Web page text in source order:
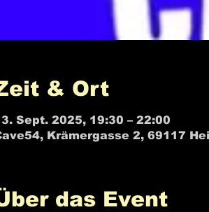
& Ort
Sept. 2025, 19:30 – 22:00
Krämergasse 2, 69117
das Event